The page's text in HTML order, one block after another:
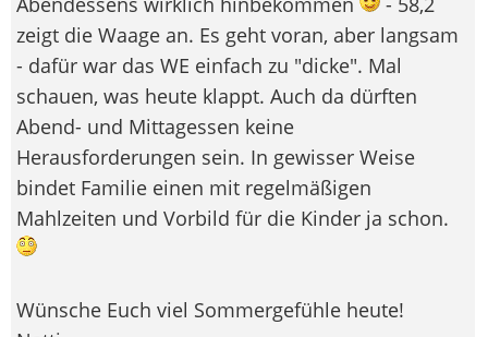
zeigt die Waage an. Es geht voran, aber langsam
- dafür war das WE einfach zu "dicke". Mal
schauen, was heute klappt. Auch da dürften
Abend- und Mittagessen keine
Herausforderungen sein. In gewisser Weise
bindet Familie einen mit regelmäßigen
Mahlzeiten und Vorbild für die Kinder ja schon.
Wünsche Euch viel Sommergefühle heute!